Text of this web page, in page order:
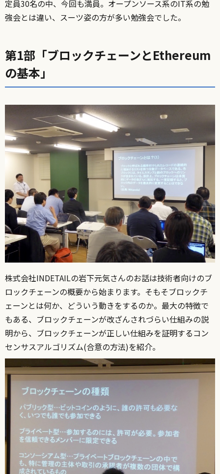
定員30名の中、今回も満員。オープンソース系のIT系の勉
強会とは違い、スーツ姿の方が多い勉強会でした。
第1部「ブロックチェーンとEthereum
の基本」
株式会社INDETAILの岩下元気さんのお話は技術者向けのブ
ロックチェーンの概要から始まります。そもそブロックチ
ェーンとは何か、どういう動きをするのか。最大の特徴で
もある、ブロックチェーンが改ざんされづらい仕組みの説
明から、ブロックチェーンが正しい仕組みを証明するコン
センサスアルゴリズム(合意の方法)を紹介。